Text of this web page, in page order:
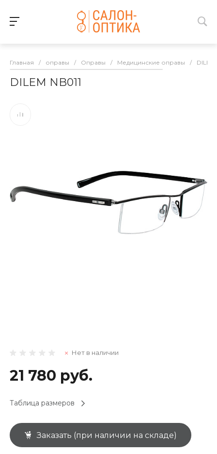
Главная / оправы / Оправы / Медицинские оправы / DILEM
DILEM NB011
Нет в наличии
21 780 руб.
Таблица размеров
Заказать (при наличии на складе)